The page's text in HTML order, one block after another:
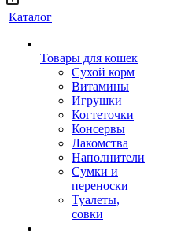
Каталог
Товары для кошек
Cухой корм
Витамины
Игрушки
Когтеточки
Консервы
Лакомства
Наполнители
Сумки и
переноски
Туалеты,
совки